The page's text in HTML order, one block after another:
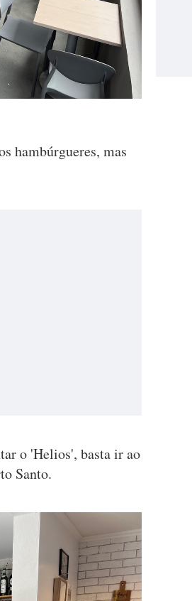
hambúrgueres, mas
o 'Helios', basta ir ao
Santo.